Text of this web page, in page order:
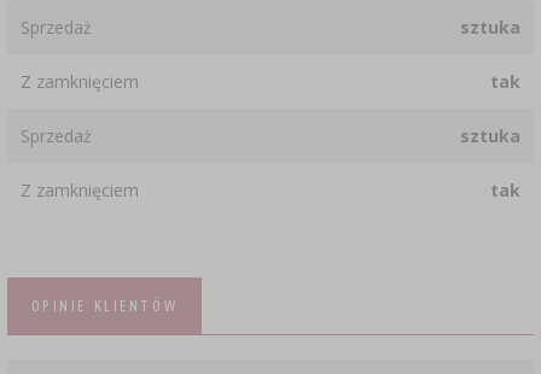
Sprzedaż sztuka
Z zamknięciem tak
Sprzedaż sztuka
Z zamknięciem tak
OPINIE KLIENTÓW